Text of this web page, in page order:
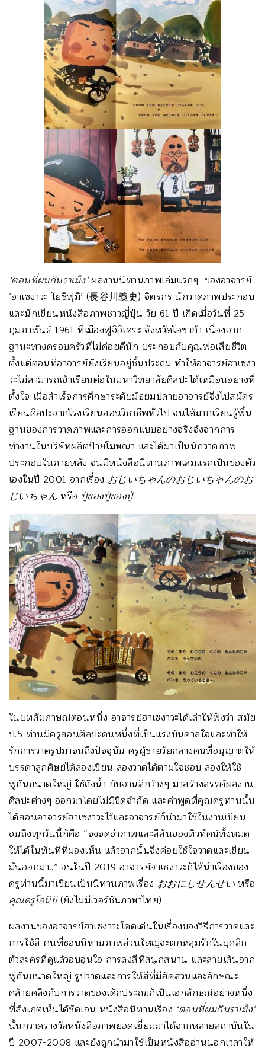
‘ตอนที่ผมกินราเม็ง’ผลงานนิทานภาพเล่มแรกๆ ของอาจารย์
‘ฮาเซงาวะ โยชิฟุมิ’ (長谷川義史) จิตรกร นักวาดภาพประกอบ
และนักเขียนหนังสือภาพชาวญี่ปุ่น วัย 61 ปี เกิดเมื่อวันที่ 25
กุมภาพันธ์ 1961 ที่เมืองฟูจิอิเดระ จังหวัดโอซาก้า เนื่องจาก
ฐานะทางครอบครัวที่ไม่ค่อยดีนัก ประกอบกับคุณพ่อเสียชีวิต
ตั้งแต่ตอนที่อาจารย์ยังเรียนอยู่ชั้นประถม ทำให้อาจารย์ฮาเซงา
วะไม่สามารถเข้าเรียนต่อในมหาวิทยาลัยศิลปะได้เหมือนอย่างที่
ตั้งใจ เมื่อสำเร็จการศึกษาระดับมัธยมปลายอาจารย์จึงไปสมัคร
เรียนศิลปะจากโรงเรียนสอนวิชาชีพทั่วไป จนได้มากเรียนรู้พื้น
ฐานของการวาดภาพและการออกแบบอย่างจริงจังจากการ
ทำงานในบริษัทผลิตป้ายโฆษณา และได้มาเป็นนักวาดภาพ
ประกอบในภายหลัง จนมีหนังสือนิทานภาพเล่มแรกเป็นของตัว
เองในปี 2001 จากเรื่อง おじいちゃんのおじいちゃんのお
じいちゃん หรือ ปู่ของปู่ของปู่
ในบทสัมภาษณ์ตอนหนึ่ง อาจารย์ฮาเซงาวะได้เล่าให้ฟังว่า สมัย
ป.5 ท่านมีครูสอนศิลปะคนหนึ่งที่เป็นแรงบันดาลใจและทำให้
รักการวาดรูปมาจนถึงปัจจุบัน ครูผู้ชายวัยกลางคนที่อนุญาตให้
บรรดาลูกศิษย์ได้ลองเขียน ลองวาดได้ตามใจชอบ ลองให้ใช้
พู่กันขนาดใหญ่ ใช้ถังน้ำ กับจานสีกว้างๆ มาสร้างสรรค์ผลงาน
ศิลปะต่างๆ ออกมาโดยไม่มีขีดจำกัด และคำพูดที่คุณครูท่านนั้น
ได้สอนอาจารย์ฮาเซงาวะไว้และอาจารย์ก็นำมาใช้ในงานเขียน
จนถึงทุกวันนี้ก็คือ “จงจดจำภาพและสีสันของทิวทัศน์ทั้งหมด
ให้ได้ในทันทีที่มองเห็น แล้วจากนั้นจึงค่อยใช้ใจวาดและเขียน
มันออกมา..” จนในปี 2019 อาจารย์ฮาเซงาวะก็ได้นำเรื่องของ
ครูท่านนี้มาเขียนเป็นนิทานภาพเรื่อง おおにしせんせいหรือ
คุณครูโอนิชิ(ยังไม่มีเวอร์ชันภาษาไทย)
ผลงานของอาจารย์ฮาเซงาวะโดดเด่นในเรื่องของวิธีการวาดและ
การใช้สี คนที่ชอบนิทานภาพส่วนใหญ่จะตกหลุมรักในบุคลิก
ตัวละครที่ดูแล้วอบอุ่นใจ การลงสีที่สนุกสนาน และลายเส้นจาก
พู่กันขนาดใหญ่ รูปวาดและการให้สีที่มีสัดส่วนและลักษณะ
คล้ายคลึงกับการวาดของเด็กประถมก็เป็นเอกลักษณ์อย่างหนึ่ง
ที่สังเกตเห็นได้ชัดเจน หนังสือนิทานเรื่อง ‘ตอนที่ผมกินราเม็ง’
นั้นกวาดรางวัลหนังสือภาพยอดเยี่ยมมาได้จากหลายสถาบันใน
ปี 2007-2008 และยังถูกนำมาใช้เป็นหนังสืออ่านนอกเวลาให้